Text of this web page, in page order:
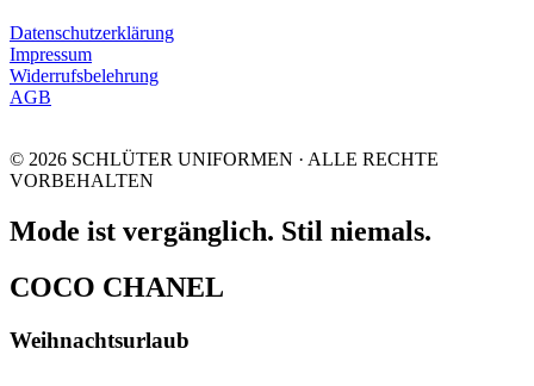
Datenschutzerklärung
Impressum
Widerrufsbelehrung
AGB
© 2026 SCHLÜTER UNIFORMEN · ALLE RECHTE
VORBEHALTEN
Mode ist vergänglich. Stil niemals.
COCO CHANEL
Weihnachtsurlaub